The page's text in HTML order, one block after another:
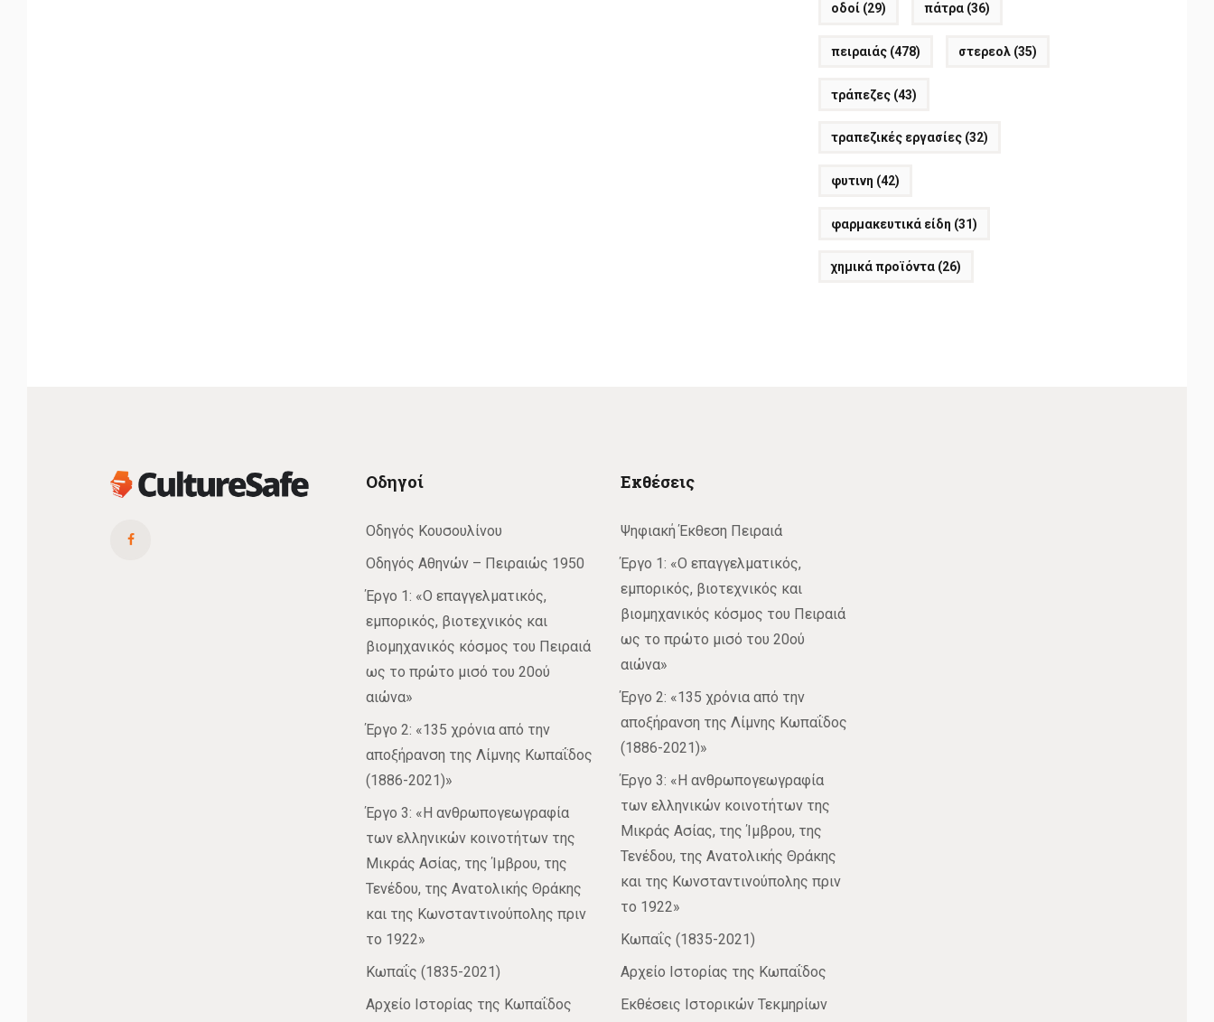
οδοί (29) πάτρα (36)
πειραιάς (478) στερεολ (35)
τράπεζες (43)
τραπεζικές εργασίες (32)
φυτινη (42)
φαρμακευτικά είδη (31)
χημικά προϊόντα (26)
Οδηγοί
Οδηγός Κουσουλίνου
Οδηγός Αθηνών – Πειραιώς 1950
Έργο 1: «Ο επαγγελματικός,
εμπορικός, βιοτεχνικός και
βιομηχανικός κόσμος του Πειραιά
ως το πρώτο μισό του 20ού
αιώνα»
Έργο 2: «135 χρόνια από την
αποξήρανση της Λίμνης Κωπαΐδος
(1886-2021)»
Έργο 3: «Η ανθρωπογεωγραφία
των ελληνικών κοινοτήτων της
Μικράς Ασίας, της Ίμβρου, της
Τενέδου, της Ανατολικής Θράκης
και της Κωνσταντινούπολης πριν
το 1922»
Κωπαΐς (1835-2021)
Αρχείο Ιστορίας της Κωπαΐδος
Εκθέσεις
Ψηφιακή Έκθεση Πειραιά
Έργο 1: «Ο επαγγελματικός,
εμπορικός, βιοτεχνικός και
βιομηχανικός κόσμος του Πειραιά
ως το πρώτο μισό του 20ού
αιώνα»
Έργο 2: «135 χρόνια από την
αποξήρανση της Λίμνης Κωπαΐδος
(1886-2021)»
Έργο 3: «Η ανθρωπογεωγραφία
των ελληνικών κοινοτήτων της
Μικράς Ασίας, της Ίμβρου, της
Τενέδου, της Ανατολικής Θράκης
και της Κωνσταντινούπολης πριν
το 1922»
Κωπαΐς (1835-2021)
Αρχείο Ιστορίας της Κωπαΐδος
Εκθέσεις Ιστορικών Τεκμηρίων